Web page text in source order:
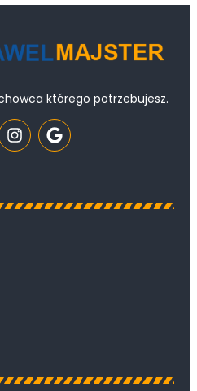
którego potrzebujesz.